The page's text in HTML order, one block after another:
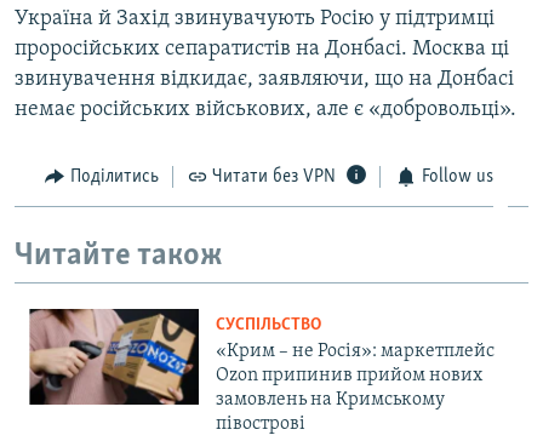
Україна й Захід звинувачують Росію у підтримці
проросійських сепаратистів на Донбасі. Москва ці
звинувачення відкидає, заявляючи, що на Донбасі
немає російських військових, але є «добровольці».
Поділитись Читати без VPN Follow us
Читайте також
СУСПІЛЬСТВО
«Крим – не Росія»: маркетплейс
Ozon припинив прийом нових
замовлень на Кримському
півострові